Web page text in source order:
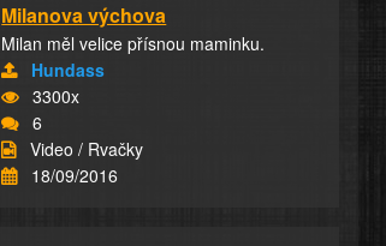
Milanova výchova
Milan měl velice přísnou maminku.
Hundass
3300x
6
Video / Rvačky
18/09/2016